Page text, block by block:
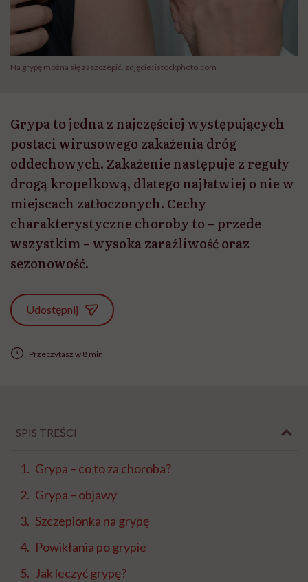
Na grypę można się zaszczepić. zdjęcie: istockphoto.com
Grypa to jedna z najczęściej występujących
postaci wirusowego zakażenia dróg
oddechowych. Zakażenie następuje z reguły
drogą kropelkową, dlatego najłatwiej o nie w
miejscach zatłoczonych. Cechy
charakterystyczne choroby to – przede
wszystkim – wysoka zaraźliwość oraz
sezonowość.
Udostępnij
Przeczytasz w 8 min
SPIS TREŚCI
Grypa – co to za choroba?
Grypa – objawy
Szczepionka na grypę
Powikłania po grypie
Jak leczyć grypę?